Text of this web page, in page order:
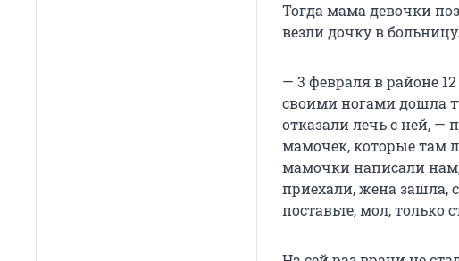
Тогда мама девочки
везли дочку в больницу.
— 3 февраля в районе
своими ногами дошла
отказали лечь с ней,
мамочек, которые там
мамочки написали
приехали, жена зашла,
поставьте, мол, только